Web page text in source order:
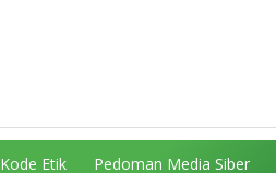
Kode Etik Pedoman Media Siber